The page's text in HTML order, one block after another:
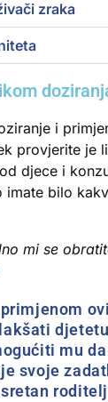
zraka
i
provjerite je
djece i
imate bilo
mi se
mu
svoje